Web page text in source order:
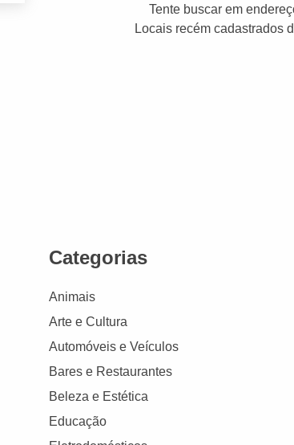
Tente buscar em
Locais recém cadastrados
Categorias
Animais
Arte e Cultura
Automóveis e Veículos
Bares e Restaurantes
Beleza e Estética
Educação